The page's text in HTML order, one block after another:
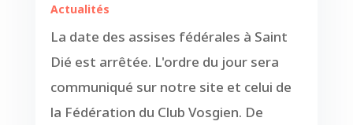
Actualités
La date des assises fédérales à Saint
Dié est arrêtée. L'ordre du jour sera
communiqué sur notre site et celui de
la Fédération du Club Vosgien. De